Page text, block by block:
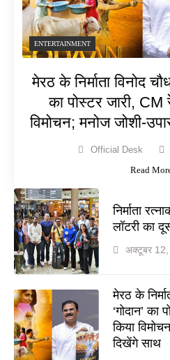
ENTERTAINMENT
मेरठ के निर्माता विनोद
का पोस्टर जारी, CM
विमोचन; मनोज जोशी-
Official Desk
Read
निर्माता
लॉटरी का
अक्टूबर
मेरठ के
‘गोदान’ का
किया
दिखेंगे साथ